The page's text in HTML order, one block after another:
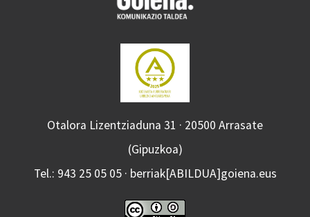
Otalora Lizentziaduna 31 · 20500 Arrasate
(Gipuzkoa)
Tel.: 943 25 05 05 · berriak[ABILDUA]goiena.eus